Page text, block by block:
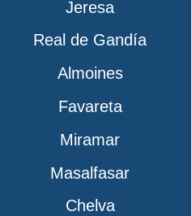
Jeresa
Real de Gandía
Almoines
Favareta
Miramar
Masalfasar
Chelva